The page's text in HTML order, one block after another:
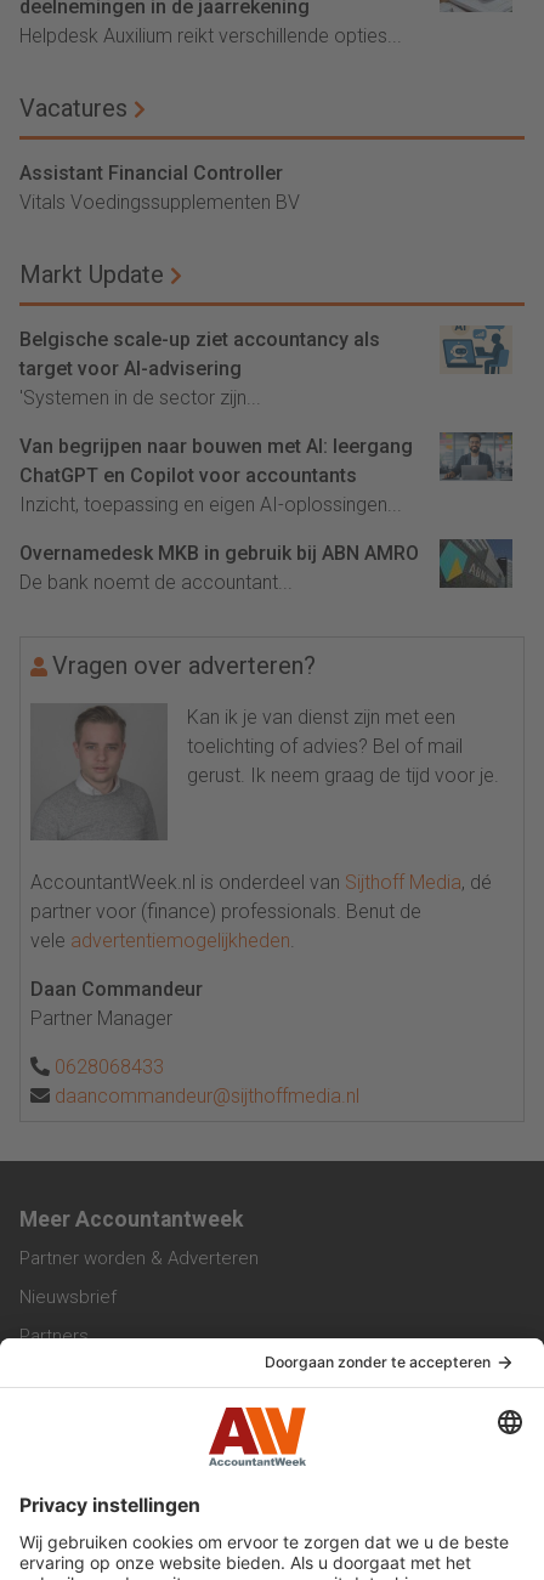
deelnemingen in de jaarrekening
Helpdesk Auxilium reikt verschillende opties...
Vacatures
Assistant Financial Controller
Vitals Voedingssupplementen BV
Markt Update
Belgische scale-up ziet accountancy als
target voor AI-advisering
'Systemen in de sector zijn...
Van begrijpen naar bouwen met AI: leergang
ChatGPT en Copilot voor accountants
Inzicht, toepassing en eigen AI-oplossingen...
Overnamedesk MKB in gebruik bij ABN AMRO
De bank noemt de accountant...
Vragen over adverteren?
Kan ik je van dienst zijn met een
toelichting of advies? Bel of mail
gerust. Ik neem graag de tijd voor je.
AccountantWeek.nl is onderdeel van Sijthoff Media, dé
partner voor (finance) professionals. Benut de
vele advertentiemogelijkheden.
Daan Commandeur
Partner Manager
0628068433
daancommandeur@sijthoffmedia.nl
Meer Accountantweek
Partner worden & Adverteren
Nieuwsbrief
Partners
Werken bij ons
Privacy Statement